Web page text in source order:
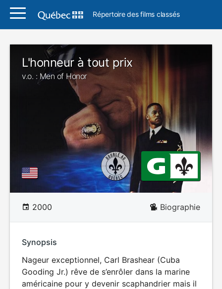
Répertoire des films classés
L'honneur à tout prix
v.o. : Men of Honor
2000 Biographie
Synopsis
Nageur exceptionnel, Carl Brashear (Cuba
Gooding Jr.) rêve de s’enrôler dans la marine
américaine pour y devenir scaphandrier mais il